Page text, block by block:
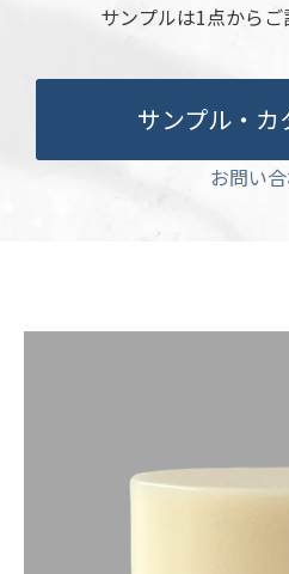
お役立ち
ブロ
会社
サンプルは1点から
サンプル・カ
お問い